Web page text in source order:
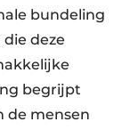
bundeling
deze
begrijpt
de mensen